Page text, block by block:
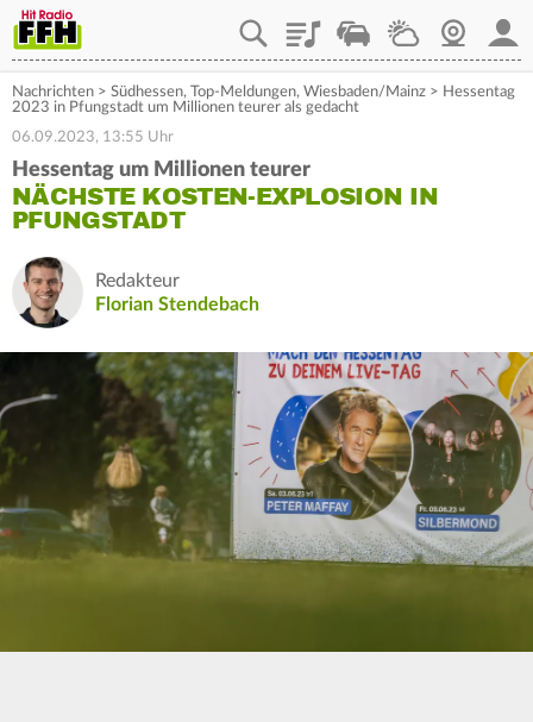
PlaylistStaupilotWetterWebcam
Nachrichten > Südhessen, Top-Meldungen, Wiesbaden/Mainz > Hessentag
2023 in Pfungstadt um Millionen teurer als gedacht
06.09.2023, 13:55 Uhr
Hessentag um Millionen teurer
NÄCHSTE KOSTEN-EXPLOSION IN
PFUNGSTADT
Redakteur
Florian Stendebach